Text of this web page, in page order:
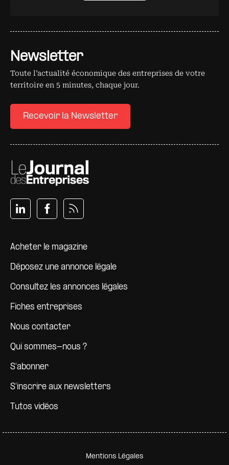
Newsletter
Toute l’actualité économique des entreprises de votre
territoire en 5 minutes, chaque jour.
Recevoir la Newsletter
Pied de page
Acheter le magazine
Déposez une annonce légale
Consultez les annonces légales
Fiches entreprises
Nous contacter
Qui sommes-nous ?
S'abonner
S'inscrire aux newsletters
Tutos vidéos
Pied de page secondaire
Mentions Légales